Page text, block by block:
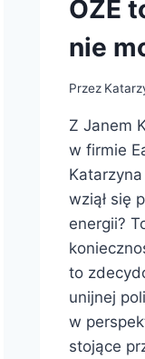
OZE
nie
Przez
Z Janem
w firmie
wziął się
energii?
to
unijnej
w
stojące